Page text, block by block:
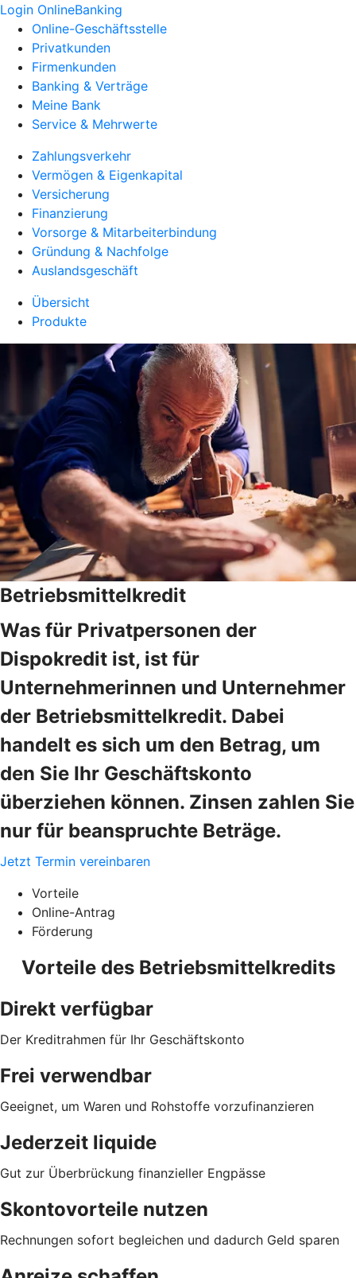
Login OnlineBanking
Online-Geschäftsstelle
Privatkunden
Firmenkunden
Banking & Verträge
Meine Bank
Service & Mehrwerte
Zahlungsverkehr
Vermögen & Eigenkapital
Versicherung
Finanzierung
Vorsorge & Mitarbeiterbindung
Gründung & Nachfolge
Auslandsgeschäft
Übersicht
Produkte
Betriebsmittelkredit
Was für Privatpersonen der
Dispokredit ist, ist für
Unternehmerinnen und Unternehmer
der Betriebsmittelkredit. Dabei
handelt es sich um den Betrag, um
den Sie Ihr Geschäftskonto
überziehen können. Zinsen zahlen Sie
nur für beanspruchte Beträge.
Jetzt Termin vereinbaren
Vorteile
Online-Antrag
Förderung
Vorteile des Betriebsmittelkredits
Direkt verfügbar
Der Kreditrahmen für Ihr Geschäftskonto
Frei verwendbar
Geeignet, um Waren und Rohstoffe vorzufinanzieren
Jederzeit liquide
Gut zur Überbrückung finanzieller Engpässe
Skontovorteile nutzen
Rechnungen sofort begleichen und dadurch Geld sparen